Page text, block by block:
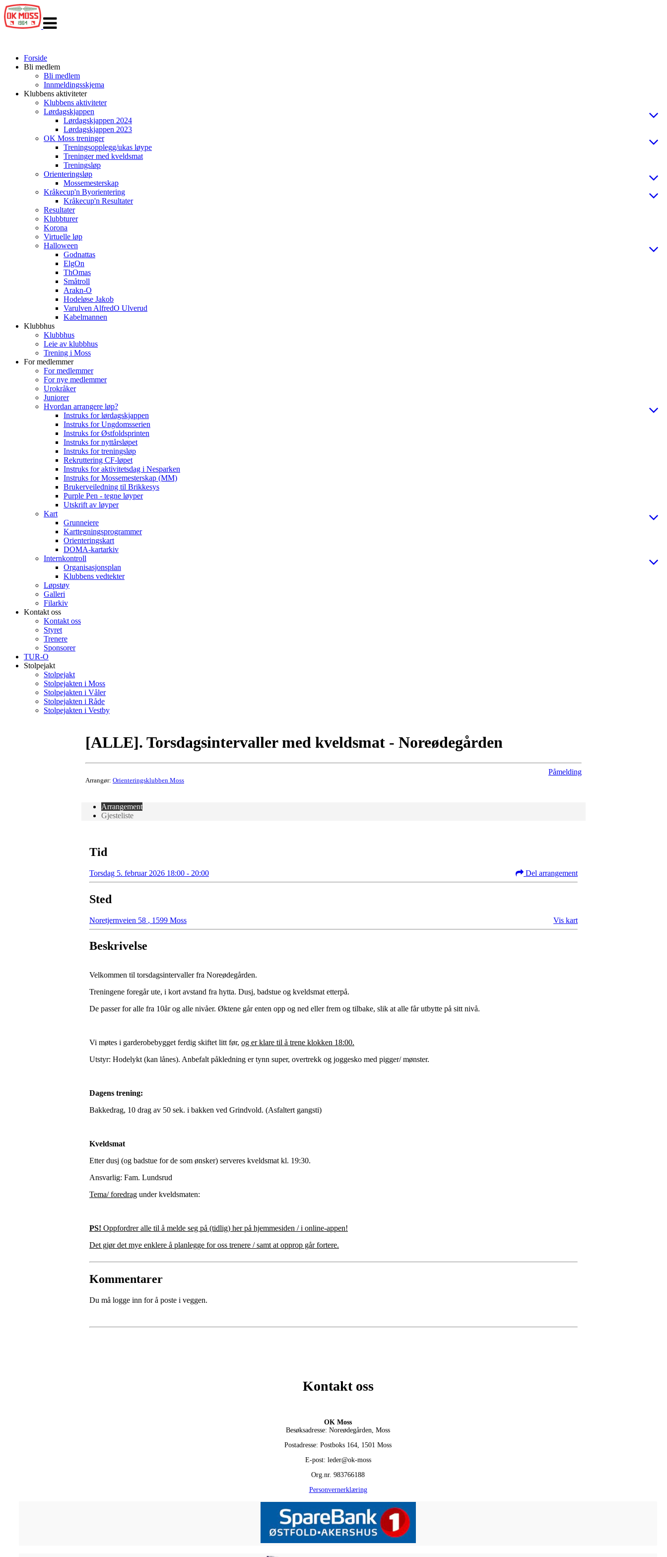
navigasjon
Forside
Bli medlem
Bli medlem
Innmeldingsskjema
Klubbens aktiviteter
Klubbens aktiviteter
Lørdagskjappen
Lørdagskjappen 2024
Lørdagskjappen 2023
OK Moss treninger
Treningsopplegg/ukas løype
Treninger med kveldsmat
Treningsløp
Orienteringsløp
Mossemesterskap
Kråkecup'n Byorientering
Kråkecup'n Resultater
Resultater
Klubbturer
Korona
Virtuelle løp
Halloween
Godnattas
ElgOn
ThOmas
Småtroll
Arakn-O
Hodeløse Jakob
Varulven AlfredO Ulverud
Kabelmannen
Klubbhus
Klubbhus
Leie av klubbhus
Trening i Moss
For medlemmer
For medlemmer
For nye medlemmer
Urokråker
Juniorer
Hvordan arrangere løp?
Instruks for lørdagskjappen
Instruks for Ungdomsserien
Instruks for Østfoldsprinten
Instruks for nyttårsløpet
Instruks for treningsløp
Rekruttering CF-løpet
Instruks for aktivitetsdag i Nesparken
Instruks for Mossemesterskap (MM)
Brukerveiledning til Brikkesys
Purple Pen - tegne løyper
Utskrift av løyper
Kart
Grunneiere
Karttegningsprogrammer
Orienteringskart
DOMA-kartarkiv
Internkontroll
Organisasjonsplan
Klubbens vedtekter
Løpstøy
Galleri
Filarkiv
Kontakt oss
Kontakt oss
Styret
Trenere
Sponsorer
TUR-O
Stolpejakt
Stolpejakt
Stolpejakten i Moss
Stolpejakten i Våler
Stolpejakten i Råde
Stolpejakten i Vestby
[ALLE]. Torsdagsintervaller med kveldsmat - Noreødegården
Arrangør: Orienteringsklubben Moss
Påmelding
Arrangement
Gjesteliste
Tid
Torsdag 5. februar 2026 18:00 - 20:00 Del arrangement
Sted
Noretjernveien 58 , 1599 Moss Vis kart
Beskrivelse
Velkommen til torsdagsintervaller fra Noreødegården.
Treningene foregår ute, i kort avstand fra hytta. Dusj, badstue og kveldsmat etterpå.
De passer for alle fra 10år og alle nivåer. Øktene går enten opp og ned eller frem og tilbake, slik at alle får utbytte på sitt nivå.
Vi møtes i garderobebygget ferdig skiftet litt før, og er klare til å trene klokken 18:00.
Utstyr: Hodelykt (kan lånes). Anbefalt påkledning er tynn super, overtrekk og joggesko med pigger/ mønster.
Dagens trening:
Bakkedrag, 10 drag av 50 sek. i bakken ved Grindvold. (Asfaltert gangsti)
Kveldsmat
Etter dusj (og badstue for de som ønsker) serveres kveldsmat kl. 19:30.
Ansvarlig: Fam. Lundsrud
Tema/ foredrag under kveldsmaten:
PS! Oppfordrer alle til å melde seg på (tidlig) her på hjemmesiden / i online-appen!
Det gjør det mye enklere å planlegge for oss trenere / samt at opprop går fortere.
Kommentarer
Du må logge inn for å poste i veggen.
Kontakt oss
OK Moss
Besøksadresse: Noreødegården, Moss
Postadresse: Postboks 164, 1501 Moss
E-post: leder@ok-moss
Org.nr. 983766188
Personvernerklæring